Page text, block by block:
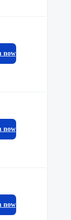
now
now
now